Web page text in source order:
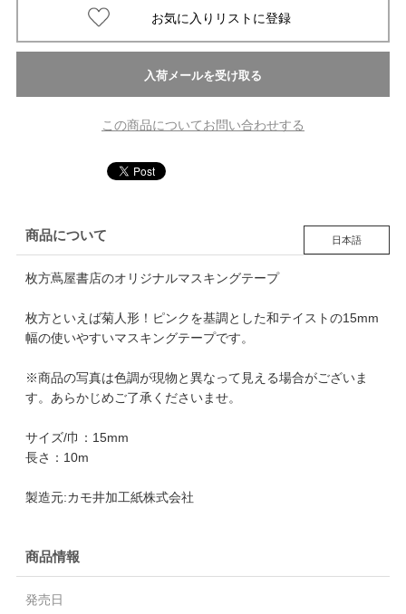
この商品についてお問い合わせする
商品について 日本語
枚方蔦屋書店のオリジナルマスキングテープ
枚方といえば菊人形！ピンクを基調とした和テイストの15mm
幅の使いやすいマスキングテープです。
※商品の写真は色調が現物と異なって見える場合がございま
す。あらかじめご了承くださいませ。
サイズ/巾：15mm
長さ：10m
製造元:カモ井加工紙株式会社
商品情報
発売日